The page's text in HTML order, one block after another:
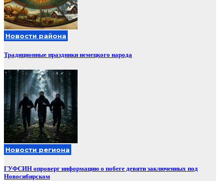
Новости района
Традиционные праздники немецкого народа
Новости региона
ГУФСИН опроверг информацию о побеге девяти заключенных под
Новосибирском